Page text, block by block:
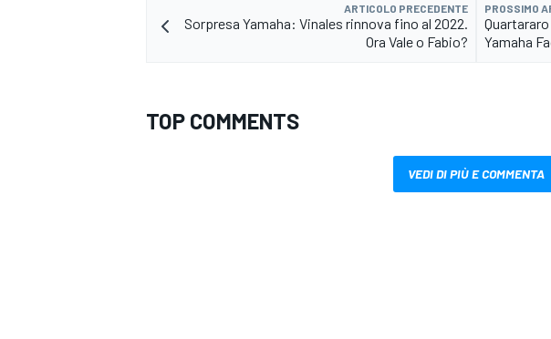
ARTICOLO PRECEDENTE
Sorpresa Yamaha: Vinales rinnova fino al 2022.
Ora Vale o Fabio?
PROSSIMO
Yamaha
TOP COMMENTS
VEDI DI PIÙ E COMMENTA